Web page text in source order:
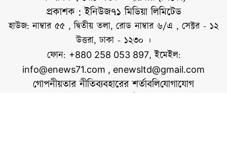
রেজিস্ট্রারের কাছে
অভিযোগপত্র জমা দেন
প্রসিকিউটর জহিরুল
আমিন। এ সময়
প্রসিকিউটর মার্জিনা
রায়হান তার সঙ্গে
প্রকাশক : ইনিউজ৭১ মিডিয়া লিমিটেড
হাউজ: নাম্বার ৫৫ , দ্বিতীয় তলা, রোড নাম্বার ৬/এ , সেক্টর - ১২
উত্তরা, ঢাকা - ১২৩০ ।
ফোন: +880 258 053 897, ইমেইল:
info@enews71.com , enewsltd@gmail.com
গোপনীয়তার নীতিব্যবহারের শর্তাবলিযোগাযোগ